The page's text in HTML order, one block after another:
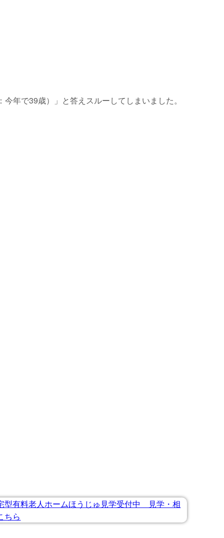
年で39歳）」と答えスルーしてしまいました。